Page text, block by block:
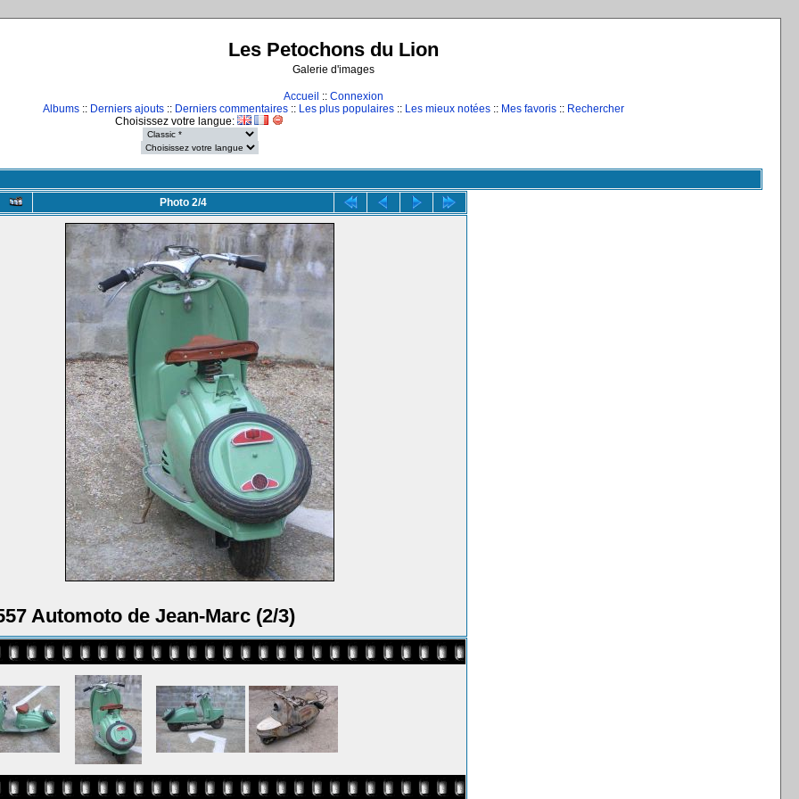
Les Petochons du Lion
Galerie d'images
Accueil :: Connexion
Albums :: Derniers ajouts :: Derniers commentaires :: Les plus populaires :: Les mieux notées :: Mes favoris :: Rechercher
Choisissez votre langue:
Photo 2/4
Automoto de Jean-Marc (2/3)